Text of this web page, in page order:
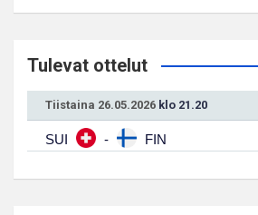
Tulevat ottelut
Tiistaina 26.05.2026 klo 21.20
SUI - FIN